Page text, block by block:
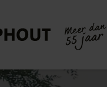
Meer dan
55 jaar